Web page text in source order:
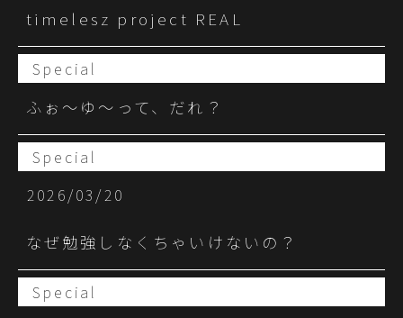
timelesz project REAL
Special
ふぉ〜ゆ〜って、だれ？
Special
2026/03/20
なぜ勉強しなくちゃいけないの？
Special